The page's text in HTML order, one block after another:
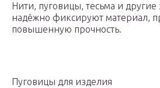
Нити, пуговицы, тесьма и
надёжно фиксируют материал,
повышенную прочность.
Пуговицы для изделия